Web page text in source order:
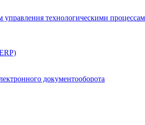
технологическими
документооборота